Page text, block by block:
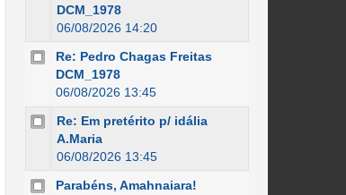
DCM_1978
06/08/2026 14:20
Re: Pedro Chagas Freitas
DCM_1978
06/08/2026 13:45
Re: Em pretérito p/ idália
A.Maria
06/08/2026 13:45
Parabéns, Amahnaiara!